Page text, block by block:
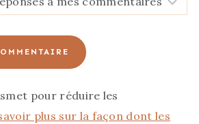
pour réduire les
plus sur la façon dont les